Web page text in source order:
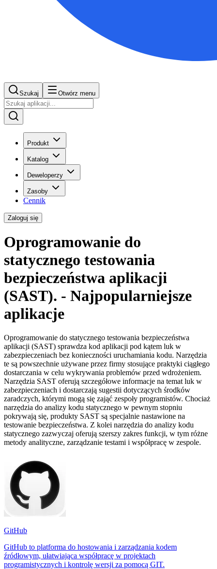
Szukaj Otwórz menu
Produkt
Katalog
Deweloperzy
Zasoby
Cennik
Zaloguj się
Oprogramowanie do
statycznego testowania
bezpieczeństwa aplikacji
(SAST). - Najpopularniejsze
aplikacje
Oprogramowanie do statycznego testowania bezpieczeństwa
aplikacji (SAST) sprawdza kod aplikacji pod kątem luk w
zabezpieczeniach bez konieczności uruchamiania kodu. Narzędzia
te są powszechnie używane przez firmy stosujące praktyki ciągłego
dostarczania w celu wykrywania problemów przed wdrożeniem.
Narzędzia SAST oferują szczegółowe informacje na temat luk w
zabezpieczeniach i dostarczają sugestii dotyczących środków
zaradczych, którymi mogą się zająć zespoły programistów. Chociaż
narzędzia do analizy kodu statycznego w pewnym stopniu
pokrywają się, produkty SAST są specjalnie nastawione na
testowanie bezpieczeństwa. Z kolei narzędzia do analizy kodu
statycznego zazwyczaj oferują szerszy zakres funkcji, w tym różne
metody analityczne, zarządzanie testami i współpracę w zespole.
GitHub
GitHub to platforma do hostowania i zarządzania kodem
źródłowym, ułatwiająca współpracę w projektach
programistycznych i kontrolę wersji za pomocą GIT.